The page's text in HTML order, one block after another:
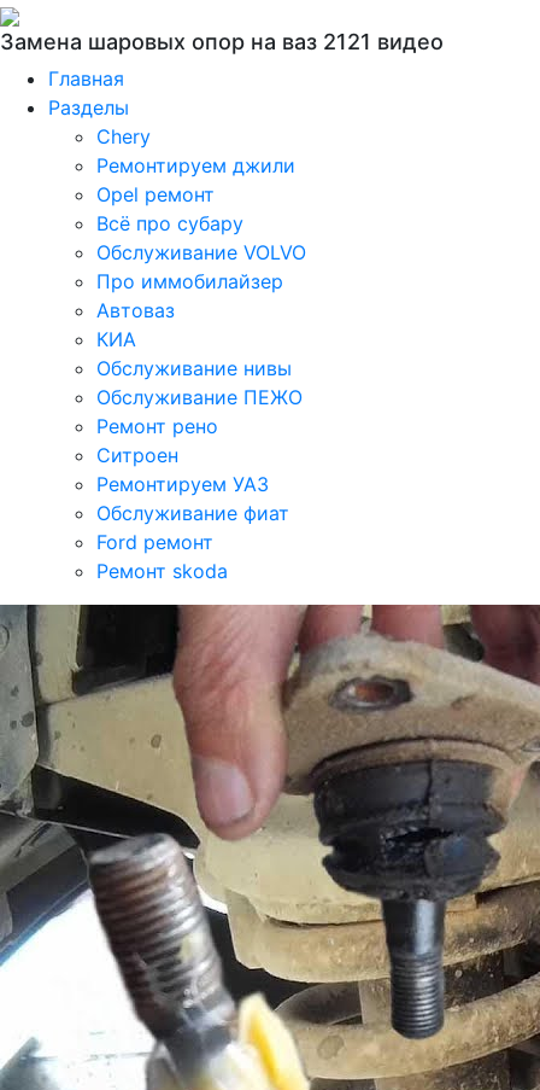
Замена шаровых опор на ваз 2121 видео
Главная
Разделы
Chery
Ремонтируем джили
Opel ремонт
Всё про субару
Обслуживание VOLVO
Про иммобилайзер
Автоваз
КИА
Обслуживание нивы
Обслуживание ПЕЖО
Ремонт рено
Ситроен
Ремонтируем УАЗ
Обслуживание фиат
Ford ремонт
Ремонт skoda